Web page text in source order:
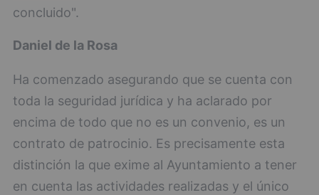
concluido".
Daniel de la Rosa
Ha comenzado asegurando que se cuenta con
toda la seguridad jurídica y ha aclarado por
encima de todo que no es un convenio, es un
contrato de patrocinio. Es precisamente esta
distinción la que exime al Ayuntamiento a tener
en cuenta las actividades realizadas y el único